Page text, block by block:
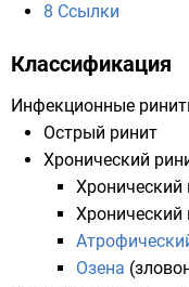
8 Ссылки
Классификация
Инфекционные
Острый ринит
Хронический
Хронический
Хронический
Озена